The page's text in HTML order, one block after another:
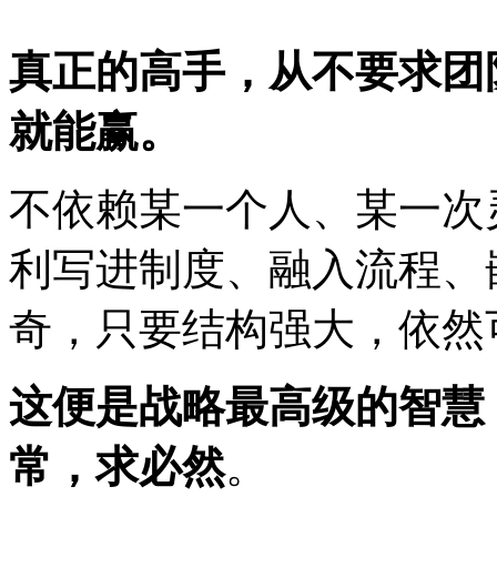
真正的高手，从不要求
就能赢。
不依赖某一个人、某一
利写进制度、融入流程
奇，只要结构强大，依
这便是战略最高级的智
常，求必然。